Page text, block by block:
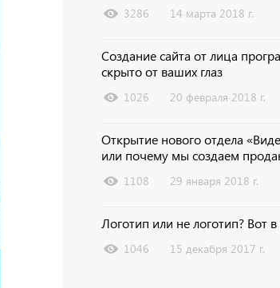
3286 14 марта 2018 г.
Создание сайта от лица
скрыто от ваших глаз
1026 20 февраля 2018 г.
Открытие нового отдела
или почему мы создаем
1108 29 января 2018 г.
Логотип или не логотип? Вот
1046 15 декабря 2017 г.